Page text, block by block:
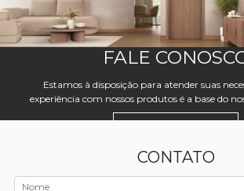
FALE
Estamos à disposição para atender suas
experiência com nossos produtos é a base do
CONTATO